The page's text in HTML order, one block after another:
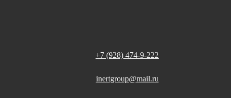
+7 (928) 474-9-222
inertgroup@mail.ru